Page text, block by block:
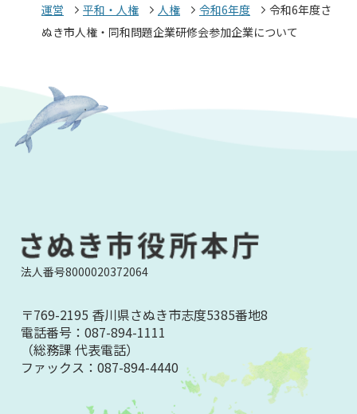
運営
平和・人権 人権 令和6年度
令和6年度さ
ぬき市人権・同和問題企業研修会参加企業について
法人番号8000020372064
〒769-2195 香川県さぬき市志度5385番地8
電話番号：087-894-1111
（総務課 代表電話）
ファックス：087-894-4440